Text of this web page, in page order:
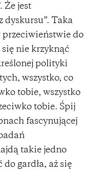
Że jest
dyskursu”. Taka
do
nie krzyknąć
polityki
wszystko, co
tobie, wszystko
tobie. Śpij
fascynującej
takie jedno
gardła, aż się